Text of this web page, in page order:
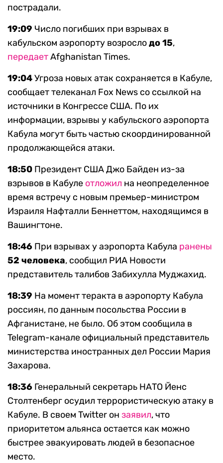
пострадали.
19:09 Число погибших при взрывах в
кабульском аэропорту возрослодо 15,
передаетAfghanistan Times.
19:04Угроза новых атак сохраняется в Кабуле,
сообщает телеканал Fox News со ссылкой на
источники в Конгрессе США. По их
информации, взрывы у кабульского аэропорта
Кабула могут быть частью скоординированной
продолжающейся атаки.
18:50 Президент США Джо Байден из-за
взрывов в Кабуле отложил на неопределенное
время встречу с новым премьер-министром
Израиля Нафталли Беннеттом, находящимся в
Вашингтоне.
18:46 При взрывах у аэропорта Кабула ранены
52 человека, сообщил РИА Новости
представитель талибов Забихулла Муджахид.
18:39 На момент теракта в аэропорту Кабула
россиян, по данным посольства России в
Афганистане, не было. Об этом сообщила в
Telegram-канале официальный представитель
министерства иностранных дел России Мария
Захарова.
18:36 Генеральный секретарь НАТО Йенс
Столтенберг осудил террористическую атаку в
Кабуле. В своем Twitter он заявил, что
приоритетом альянса остается как можно
быстрее эвакуировать людей в безопасное
место.